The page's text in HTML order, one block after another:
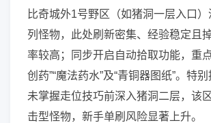
比奇城外1号野区（如猪洞一层入口
列怪物，此处刷新密集、经验稳定且
率较高；同步开启自动拾取功能，重
创药”“魔法药水”及“青铜器图纸”。特
未掌握走位技巧前深入猪洞二层，该
击型怪物，新手单刷风险显著上升。